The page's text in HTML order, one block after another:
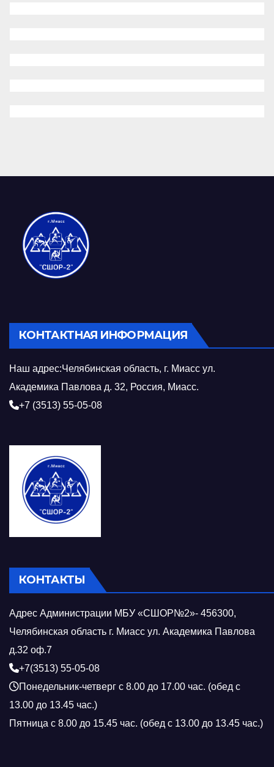
КОНТАКТНАЯ ИНФОРМАЦИЯ
Наш адрес:Челябинская область, г. Миасс ул.
Академика Павлова д. 32, Россия, Миасс.
+7 (3513) 55-05-08
КОНТАКТЫ
Адрес Администрации МБУ «СШОР№2»- 456300,
Челябинская область г. Миасс ул. Академика Павлова
д.32 оф.7
+7(3513) 55-05-08
Понедельник-четверг с 8.00 до 17.00 час. (обед с
13.00 до 13.45 час.)
Пятница с 8.00 до 15.45 час. (обед с 13.00 до 13.45 час.)